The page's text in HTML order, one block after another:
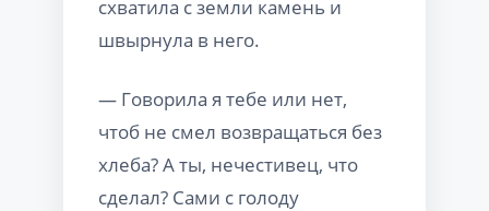
схватила с земли камень и
швырнула в него.
— Говорила я тебе или нет,
чтоб не смел возвращаться без
хлеба? А ты, нечестивец, что
сделал? Сами с голоду